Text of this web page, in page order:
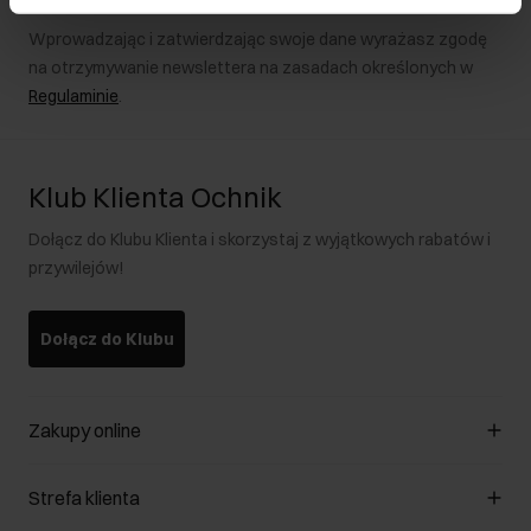
Wprowadzając i zatwierdzając swoje dane wyrażasz zgodę
na otrzymywanie newslettera na zasadach określonych w
Regulaminie.
Klub Klienta Ochnik
Dołącz do Klubu Klienta i skorzystaj z wyjątkowych rabatów i
przywilejów!
Dołącz do Klubu
Zakupy online
Zarządzaj cookies
Strefa klienta